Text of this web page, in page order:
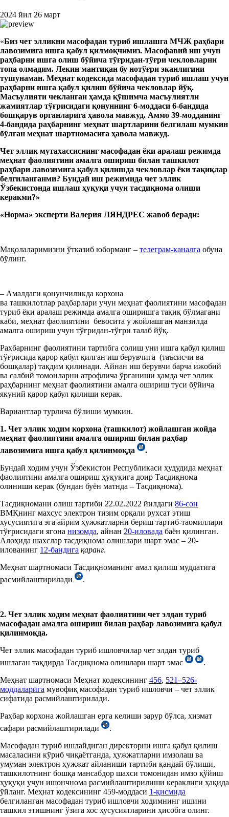
2024 йил 26 март
«Биз чет элликни масофадан туриб ишлашга МЧЖ раҳбари
лавозимига ишга қабул қилмоқчимиз. Масофавий иш учун
раҳбарни ишга олиш бўйича тўғридан-тўғри чекловларни
топа олмадим. Лекин мантиқан бу нотўғри эканлигини
тушунаман. Меҳнат кодексида масофадан туриб ишлаш учун
раҳбарни ишга қабул қилиш бўйича чекловлар йўқ.
Масъулияти чекланган ҳамда қўшимча масъулиятли
жамиятлар тўғрисидаги қонуннинг 6-моддаси 6-бандида
бошқарув органларига ҳавола мавжуд. Аммо 39-модданинг
4-бандида раҳбарнинг меҳнат шартларини белгилаш мумкин
бўлган меҳнат шартномасига ҳавола мавжуд.
Чет эллик мутахассиснинг масофадан ёки аралаш режимда
меҳнат фаолиятини амалга ошириш билан ташкилот
раҳбари лавозимига қабул қилишда чекловлар ёки тақиқлар
белгиланганми? Бундай иш режимида чет эллик
Ўзбекистонда ишлаш ҳуқуқи учун тасдиқнома олиши
керакми?»
«Норма» эксперти Валерия ЛЯНДРЕС жавоб беради:
Мақолаларимизни ўтказиб юборманг – телеграм-каналга обуна
бўлинг.
– Амалдаги қонунчиликда корхона
ва ташкилотлар раҳбарлари учун меҳнат фаолиятини масофадан
туриб ёки аралаш режимда амалга оширишга тақиқ бўлмагани
каби, меҳнат фаолиятини бевосита у жойлашган манзилда
амалга ошириш учун тўғридан-тўғри талаб йўқ.
Раҳбарнинг фаолиятини тартибга солиш уни ишга қабул қилиш
тўғрисида қарор қабул қилган иш берувчига (таъсисчи ва
бошқалар) тақдим қилинади. Айнан иш берувчи барча ижобий
ва салбий томонларни атрофлича ўрганиши ҳамда чет эллик
раҳбарнинг меҳнат фаолиятини амалга ошириш туси бўйича
якуний қарор қабул қилиши керак.
Вариантлар турлича бўлиши мумкин.
1. Чет эллик ходим корхона (ташкилот) жойлашган жойда
меҳнат фаолиятини амалга ошириш билан раҳбар
лавозимига ишга қабул қилинмоқда
.
Бундай ходим учун Ўзбекистон Республикаси ҳудудида меҳнат
фаолиятини амалга ошириш ҳуқуқига доир Тасдиқнома
олиниши керак (бундан буён матнда – Тасдиқнома).
Тасдиқномани олиш тартиби 22.02.2022 йилдаги 86-сон
ВМҚнинг махсус электрон тизим орқали рухсат этиш
хусусиятига эга айрим ҳужжатларни бериш тартиб-таомиллари
тўғрисидаги ягона низомда, айнан 20-иловада баён қилинган.
Алоҳида шахслар тасдиқнома олишлари шарт эмас – 20-
илованинг 12-бандига қаранг.
Меҳнат шартномаси Тасдиқноманинг амал қилиш муддатига
расмийлаштирилади
.
2. Чет эллик ходим меҳнат фаолиятини чет элдан туриб
масофадан амалга ошириш билан раҳбар лавозимига қабул
қилинмоқда.
Чет эллик масофадан туриб ишловчилар чет элдан туриб
ишлаган тақдирда Тасдиқнома олишлари шарт эмас
.
Меҳнат шартномаси Меҳнат кодексининг 456, 521–526-
моддаларига мувофиқ масофадан туриб ишловчи – чет эллик
сифатида расмийлаштирилади.
Раҳбар корхона жойлашган ерга келиши зарур бўлса, хизмат
сафари расмийлаштирилади
.
Масофадан туриб ишлайдиган директорни ишга қабул қилиш
масаласини кўриб чиқаётганда, ҳужжатларни имзолаш ва
умуман электрон ҳужжат айланиши тартиби қандай бўлиши,
ташкилотнинг бошқа мансабдор шахси томонидан имзо қўйиш
ҳуқуқи учун ишончнома расмийлаштирилиши кераклиги ҳақида
ўйланг. Меҳнат кодексининг 459-моддаси 1-қисмида
белгиланган масофадан туриб ишловчи ходимнинг ишини
ташкил этишнинг ўзига хос хусусиятларини ҳисобга олинг.